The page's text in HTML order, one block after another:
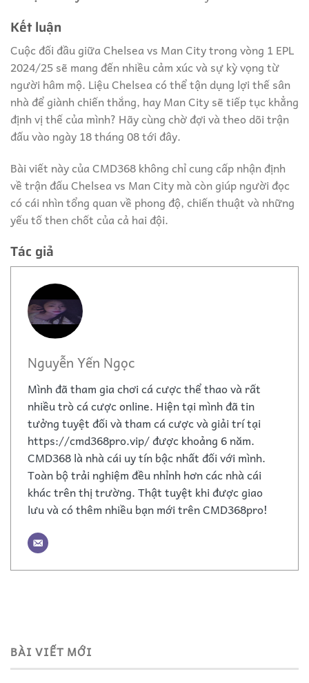
Kết luận
Cuộc đối đầu giữa Chelsea vs Man City trong vòng 1 EPL
2024/25 sẽ mang đến nhiều cảm xúc và sự kỳ vọng từ
người hâm mộ. Liệu Chelsea có thể tận dụng lợi thế sân
nhà để giành chiến thắng, hay Man City sẽ tiếp tục khẳng
định vị thế của mình? Hãy cùng chờ đợi và theo dõi trận
đấu vào ngày 18 tháng 08 tới đây.
Bài viết này của CMD368 không chỉ cung cấp nhận định
về trận đấu Chelsea vs Man City mà còn giúp người đọc
có cái nhìn tổng quan về phong độ, chiến thuật và những
yếu tố then chốt của cả hai đội.
Tác giả
Nguyễn Yến Ngọc
Mình đã tham gia chơi cá cược thể thao và rất
nhiều trò cá cược online. Hiện tại mình đã tin
tưởng tuyệt đối và tham cá cược và giải trí tại
https://cmd368pro.vip/ được khoảng 6 năm.
CMD368 là nhà cái uy tín bậc nhất đối với mình.
Toàn bộ trải nghiệm đều nhỉnh hơn các nhà cái
khác trên thị trường. Thật tuyệt khi được giao
lưu và có thêm nhiều bạn mới trên CMD368pro!
BÀI VIẾT MỚI